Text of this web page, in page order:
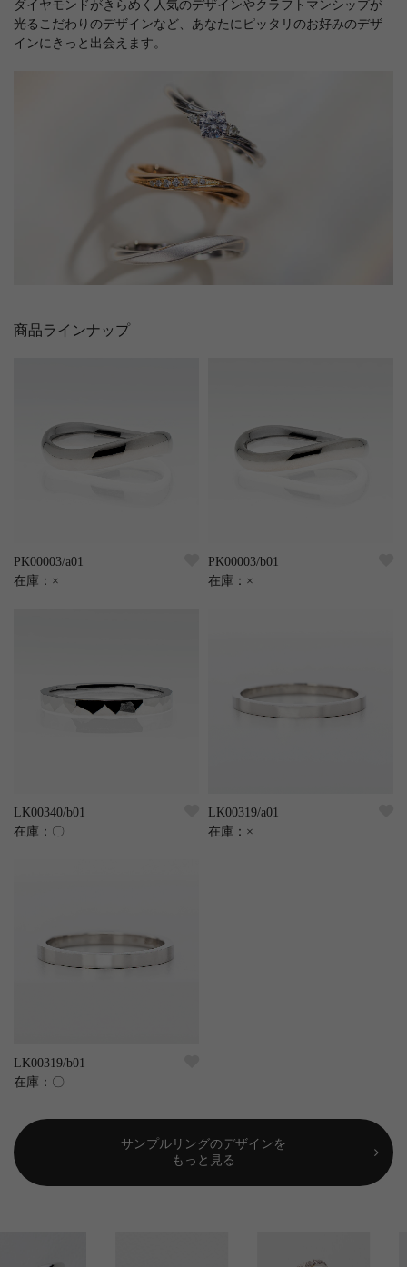
ダイヤモンドがきらめく人気のデザインやクラフトマンシップが
光るこだわりのデザインなど、あなたにピッタリのお好みのデザ
インにきっと出会えます。
商品ラインナップ
PK00003/a01
在庫： ×
PK00003/b01
在庫： ×
LK00340/b01
在庫： 〇
LK00319/a01
在庫： ×
LK00319/b01
在庫： 〇
サンプルリングのデザインを
もっと見る